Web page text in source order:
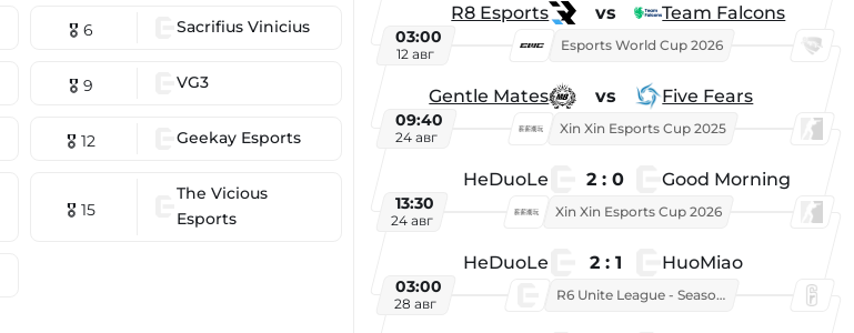
🎖 6 Sacrifius Vinicius
🎖 9 VG3
🎖 12 Geekay Esports
🎖 15
The Vicious
Esports
R8 Esports vs Team Falcons
03:00
12 авг
Esports World Cup 2026
Gentle Mates vs Five Fears
09:40
24 авг
Xin Xin Esports Cup 2025
HeDuoLe 2 : 0 Good Morning
13:30
24 авг
Xin Xin Esports Cup 2026
HeDuoLe 2 : 1 HuoMiao
03:00
28 авг
R6 Unite League - Season 1